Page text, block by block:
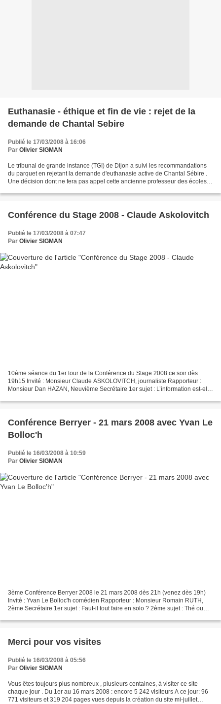
Euthanasie - éthique et fin de vie : rejet de la
demande de Chantal Sebire
Publié le 17/03/2008 à 16:06
Par Olivier SIGMAN
Le tribunal de grande instance (TGI) de Dijon a suivi les recommandations
du parquet en rejetant la demande d'euthanasie active de Chantal Sébire .
Une décision dont ne fera pas appel cette ancienne professeur des écoles et
Conférence du Stage 2008 - Claude Askolovitch
Publié le 17/03/2008 à 07:47
Par Olivier SIGMAN
10ème séance du 1er tour de la Conférence du Stage 2008 ce soir dès
19h15 Invité : Monsieur Claude ASKOLOVITCH, journaliste Rapporteur :
Monsieur Dan HAZAN, Neuvième Secrétaire 1er sujet : L’information est-elle
Conférence Berryer - 21 mars 2008 avec Yvan Le
Bolloc'h
Publié le 16/03/2008 à 10:59
Par Olivier SIGMAN
3ème Conférence Berryer 2008 le 21 mars 2008 dès 21h (venez dès 19h)
Invité : Yvan Le Bolloc'h comédien Rapporteur : Monsieur Romain RUTH,
2ème Secrétaire 1er sujet : Faut-il tout faire en solo ? 2ème sujet : Thé ou
Merci pour vos visites
Publié le 16/03/2008 à 05:56
Par Olivier SIGMAN
Vous êtes toujours plus nombreux , plusieurs centaines, à visiter ce site
chaque jour . Du 1er au 16 mars 2008 : encore 5 242 visiteurs A ce jour: 96
771 visiteurs et 319 204 pages vues depuis la création du site mi-juillet